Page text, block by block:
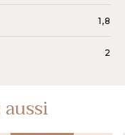
1,8
2